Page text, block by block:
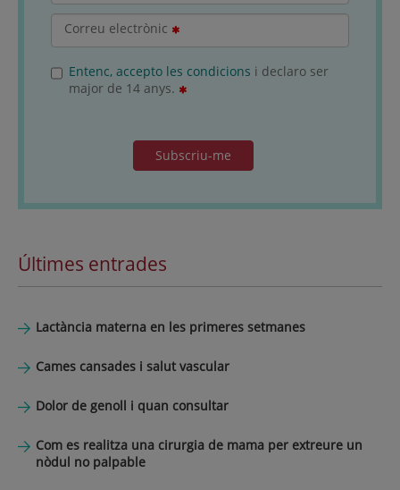
Correu electrònic
Entenc, accepto les condicions i declaro ser
major de 14 anys.
Subscriu-me
Últimes entrades
Lactància materna en les primeres setmanes
Cames cansades i salut vascular
Dolor de genoll i quan consultar
Com es realitza una cirurgia de mama per extreure un
nòdul no palpable